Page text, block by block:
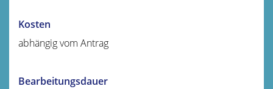
Kosten
abhängig vom Antrag
Bearbeitungsdauer